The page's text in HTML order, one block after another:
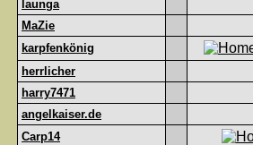
launga
MaZie
karpfenkönig
herrlicher
harry7471
angelkaiser.de
Carp14